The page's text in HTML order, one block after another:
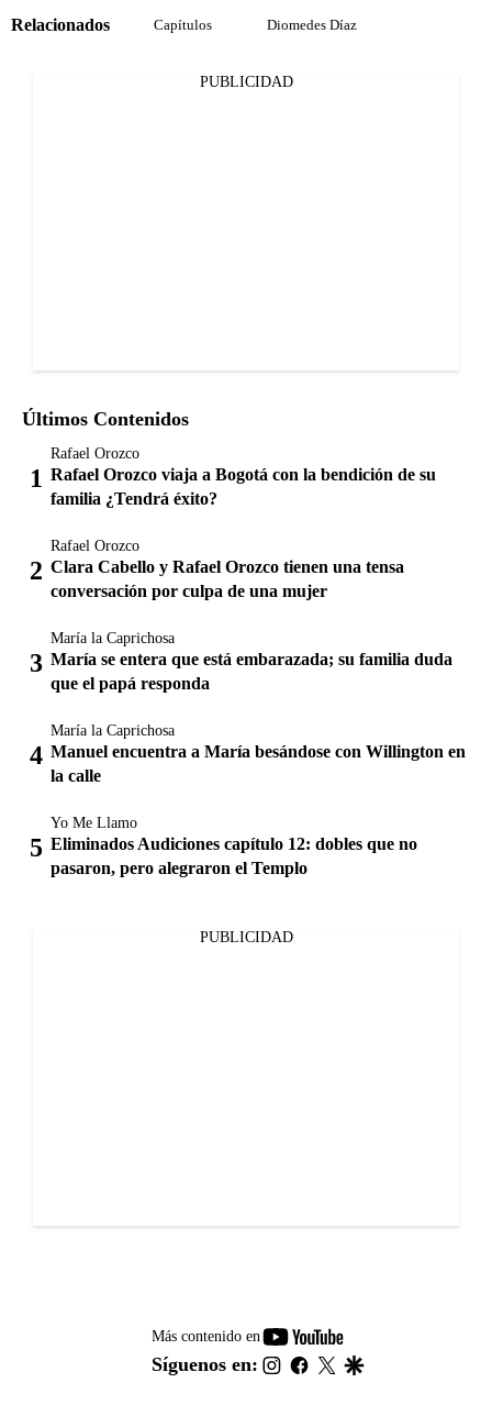
Relacionados Capítulos Diomedes Díaz
PUBLICIDAD
Últimos Contenidos
Rafael Orozco
Rafael Orozco viaja a Bogotá con la bendición de su
familia ¿Tendrá éxito?
Rafael Orozco
Clara Cabello y Rafael Orozco tienen una tensa
conversación por culpa de una mujer
María la Caprichosa
María se entera que está embarazada; su familia duda
que el papá responda
María la Caprichosa
Manuel encuentra a María besándose con Willington en
la calle
Yo Me Llamo
Eliminados Audiciones capítulo 12: dobles que no
pasaron, pero alegraron el Templo
PUBLICIDAD
Más contenido en
youtube-
footer
Síguenos en: instagram
facebook
twitter